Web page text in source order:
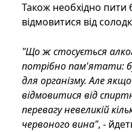
Також необхідно пити
відмовитися від
"Що ж стосується
потрібно пам'ятати:
для організму. Але
відмовитися від
перевагу невеликій
червоного вина", -